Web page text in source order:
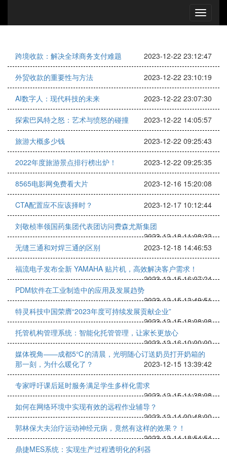
跨境收款：解决全球商务支付难题 2023-12-22 23:12:47
外贸收款的重要性与方法 2023-12-22 23:10:19
AI数字人：现代科技的未来 2023-12-22 23:07:30
探索巴风特之怒：艺术与愤怒的碰撞 2023-12-22 14:05:57
旅游大概多少钱 2023-12-22 09:25:43
2022年度旅游景点排行榜出炉！ 2023-12-22 09:25:35
8565电影网免费看大片 2023-12-16 15:20:08
CTA配置应不应该择时？ 2023-12-17 10:12:44
刘敬桢率领国药集团代表团访问费森尤斯集团
2023-12-18 11:08:33
无缝三通和对焊三通的区别
2023-12-18 14:46:53
福流电子发布全新 YAMAHA 贴片机，高效解决客户需求！
2023-12-15 16:07:24
PDM软件在工业制造中的应用及发展趋势
2023-12-15 13:49:51
特灵科技中国荣膺“2023年度可持续发展贡献企业”
2023-12-15 18:08:08
托管机构管理系统：智能化托管管理，让家长更放心
2023-12-16 10:00:00
媒体视角——成都5℃的清晨，光明随心订送奶员打开奶箱的
那一刻，为什么暖化了？
2023-12-15 13:39:42
专家呼吁课后延时服务满足学生多样化需求
2023-12-15 11:38:08
如何在网络环境中实现有效的远程作业辅导？
2023-12-14 00:48:00
郭林保大夫治疗运动神经元病，竟然有这样的效果？！
2023-12-14 18:54:54
鼎捷MES系统：实现生产过程透明化的利器